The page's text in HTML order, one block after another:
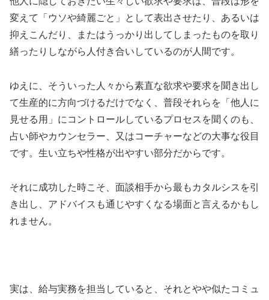
変えて「ウソや綺麗ごと」として表出させたり、あるいは
抑えこんだり、またはうっかり出してしまったものを取り
繕ったりしながら人付き合いしているのが人間です。
ゆえに、そういった人々から素直な欲求や要求を聞き出し
て生産的に方向づけるだけでなく、普段それらを「他人に
見せる用」にコントロールしているプロセスを聞くのも、
占い師やカウンセラー、又はコーチャーなどの大事な役目
です。生い立ちや性格が出やすい部分だからです。
それに成功した時こそ、面談相手から最もカタルシスを引
き出し、アドバイスも通じやすくなる場面と言えるかもし
れません。
実は、給与実務を担当していると、それとやや似たコミュ